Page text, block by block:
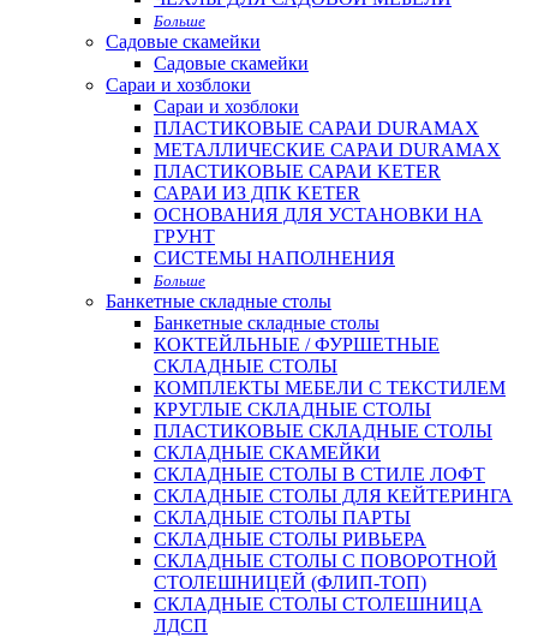
Больше
Садовые скамейки
Садовые скамейки
Сараи и хозблоки
Сараи и хозблоки
ПЛАСТИКОВЫЕ САРАИ DURAMAX
МЕТАЛЛИЧЕСКИЕ САРАИ DURAMAX
ПЛАСТИКОВЫЕ САРАИ KETER
САРАИ ИЗ ДПК KETER
ОСНОВАНИЯ ДЛЯ УСТАНОВКИ НА
ГРУНТ
СИСТЕМЫ НАПОЛНЕНИЯ
Больше
Банкетные складные столы
Банкетные складные столы
КОКТЕЙЛЬНЫЕ / ФУРШЕТНЫЕ
СКЛАДНЫЕ СТОЛЫ
КОМПЛЕКТЫ МЕБЕЛИ С ТЕКСТИЛЕМ
КРУГЛЫЕ СКЛАДНЫЕ СТОЛЫ
ПЛАСТИКОВЫЕ СКЛАДНЫЕ СТОЛЫ
СКЛАДНЫЕ СКАМЕЙКИ
СКЛАДНЫЕ СТОЛЫ В СТИЛЕ ЛОФТ
СКЛАДНЫЕ СТОЛЫ ДЛЯ КЕЙТЕРИНГА
СКЛАДНЫЕ СТОЛЫ ПАРТЫ
СКЛАДНЫЕ СТОЛЫ РИВЬЕРА
СКЛАДНЫЕ СТОЛЫ С ПОВОРОТНОЙ
СТОЛЕШНИЦЕЙ (ФЛИП-ТОП)
СКЛАДНЫЕ СТОЛЫ СТОЛЕШНИЦА
ЛДСП